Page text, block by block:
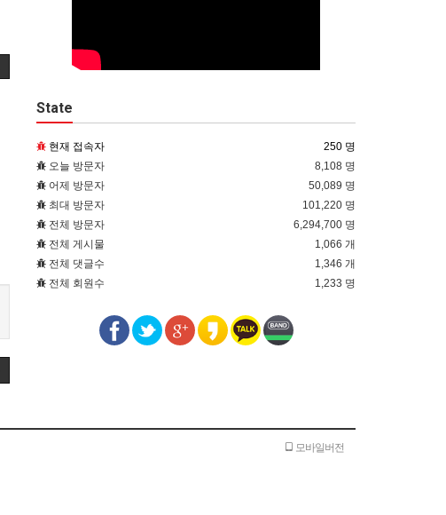
State
현재 접속자
250 명
오늘 방문자
8,108 명
어제 방문자
50,089 명
최대 방문자
101,220 명
전체 방문자
6,294,700 명
전체 게시물
1,066 개
전체 댓글수
1,346 개
전체 회원수
1,233 명
모바일버전